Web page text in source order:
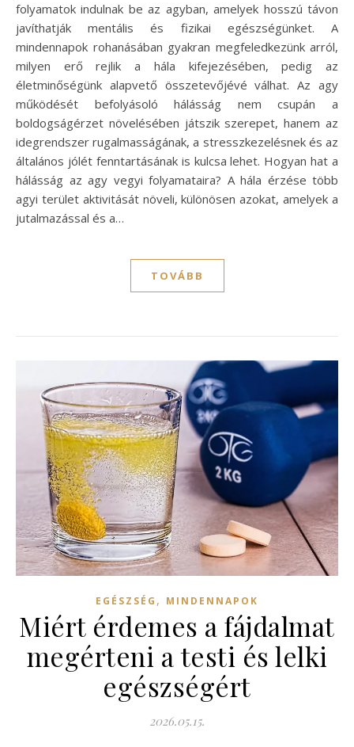
folyamatok indulnak be az agyban, amelyek hosszú távon
javíthatják mentális és fizikai egészségünket. A
mindennapok rohanásában gyakran megfeledkezünk arról,
milyen erő rejlik a hála kifejezésében, pedig az
életminőségünk alapvető összetevőjévé válhat. Az agy
működését befolyásoló hálásság nem csupán a
boldogságérzet növelésében játszik szerepet, hanem az
idegrendszer rugalmasságának, a stresszkezelésnek és az
általános jólét fenntartásának is kulcsa lehet. Hogyan hat a
hálásság az agy vegyi folyamataira? A hála érzése több
agyi terület aktivitását növeli, különösen azokat, amelyek a
jutalmazással és a…
TOVÁBB
EGÉSZSÉG , MINDENNAPOK
Miért érdemes a fájdalmat
megérteni a testi és lelki
egészségért
2026.05.15.